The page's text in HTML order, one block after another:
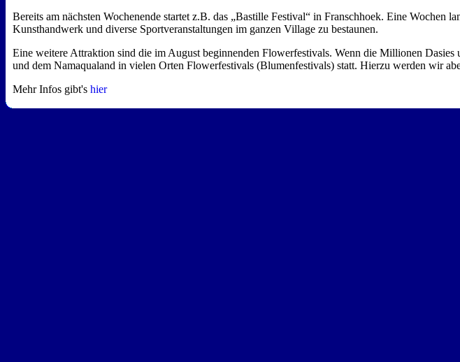
Bereits am nächsten Wochenende startet z.B. das „Bastille Festival“ in Franschhoek. Eine Wochen
Kunsthandwerk und diverse Sportveranstaltungen im ganzen Village zu bestaunen.
Eine weitere Attraktion sind die im August beginnenden Flowerfestivals. Wenn die Millionen
und dem Namaqualand in vielen Orten Flowerfestivals (Blumenfestivals) statt. Hierzu werden wir
Mehr Infos gibt's hier